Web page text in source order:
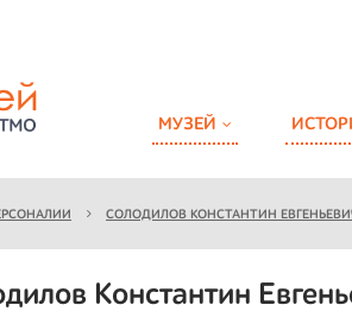
МУЗЕЙ
СОЛОДИЛОВ КОНСТАНТИН
Константин